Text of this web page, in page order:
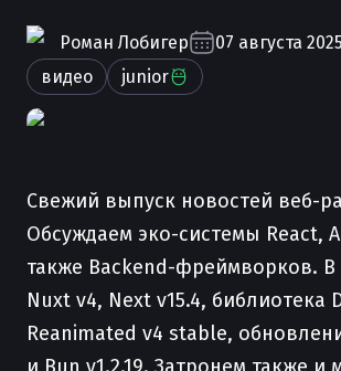
Роман Лобигер
07 августа 2025
видео
junior
Свежий выпуск новостей веб-
Обсуждаем эко-системы React,
также Backend-фреймворков.
Nuxt v4, Next v15.4, библиотека
Reanimated v4 stable,